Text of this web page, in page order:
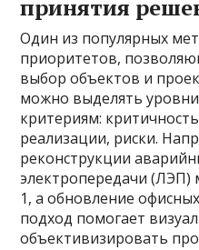
принятия
Один из популярных
приоритетов,
выбор объектов и
можно выделять
критериям:
реализации, риски.
реконструкции
электропередачи
1, а обновление
подход помогает
объективизировать